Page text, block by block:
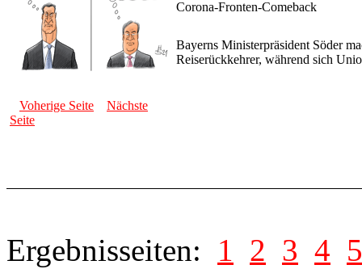
Corona-Fronten-Comeback
Bayerns Ministerpräsident Söder
Reiserückkehrer, während sich
Voherige Seite
Nächste
Seite
Ergebnisseiten: 1 2 3 4 5